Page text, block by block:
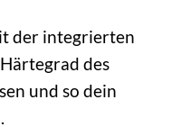
der integrierten
des
und so dein